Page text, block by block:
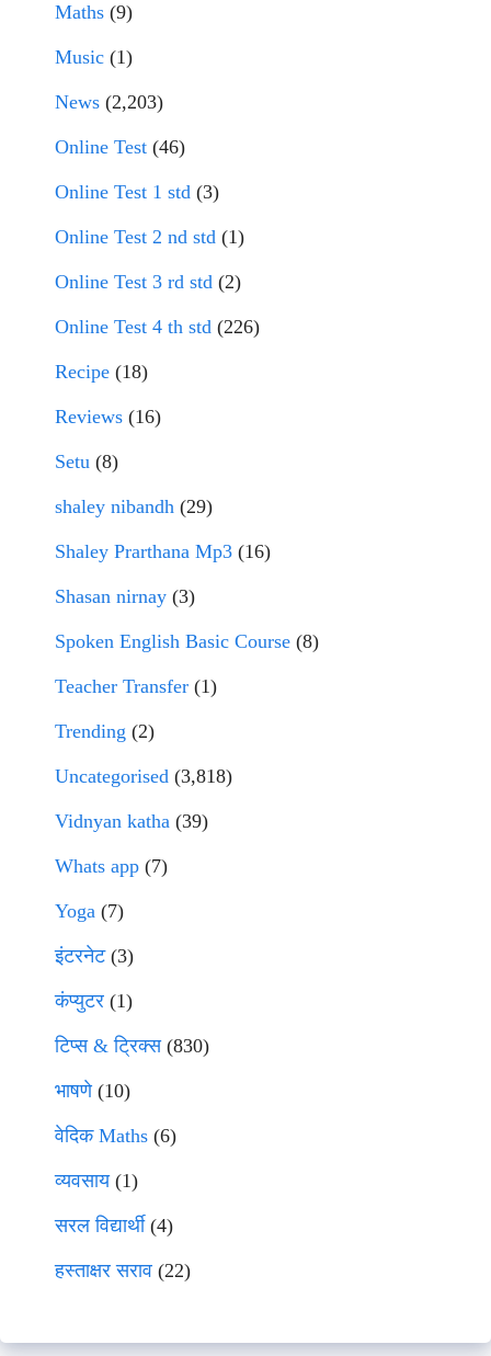
Maths (9)
Music (1)
News (2,203)
Online Test (46)
Online Test 1 std (3)
Online Test 2 nd std (1)
Online Test 3 rd std (2)
Online Test 4 th std (226)
Recipe (18)
Reviews (16)
Setu (8)
shaley nibandh (29)
Shaley Prarthana Mp3 (16)
Shasan nirnay (3)
Spoken English Basic Course (8)
Teacher Transfer (1)
Trending (2)
Uncategorised (3,818)
Vidnyan katha (39)
Whats app (7)
Yoga (7)
इंटरनेट(3)
कंप्युटर (1)
टिप्स & ट्रिक्स(830)
भाषणे(10)
वेदिक Maths (6)
व्यवसाय(1)
सरल विद्यार्थी(4)
हस्ताक्षर सराव (22)